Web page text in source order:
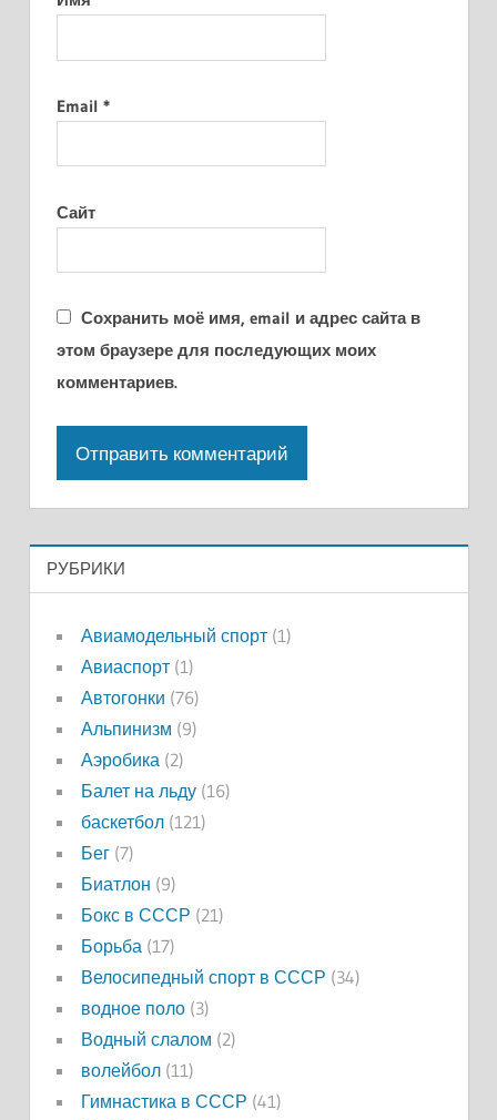
Email *
Сайт
Сохранить моё имя, email и адрес сайта в
этом браузере для последующих моих
комментариев.
РУБРИКИ
Авиамодельный спорт(1)
Авиаспорт(1)
Автогонки (76)
Альпинизм (9)
Аэробика(2)
Балет на льду(16)
баскетбол(121)
Бег(7)
Биатлон (9)
Бокс в СССР (21)
Борьба(17)
Велосипедный спорт в СССР (34)
водное поло(3)
Водный слалом (2)
волейбол(11)
Гимнастика в СССР (41)